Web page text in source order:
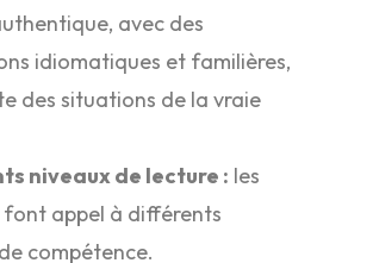
avec des
idiomatiques et familières,
des situations de la vraie
niveaux de lecture : les
font appel à différents
compétence.